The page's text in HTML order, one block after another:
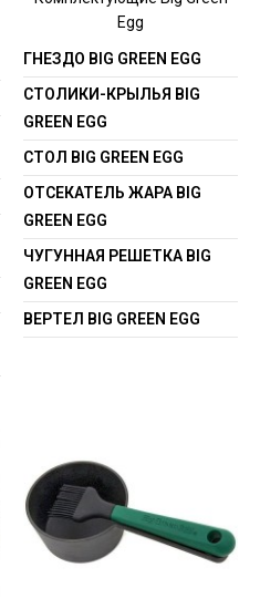
Egg
ГНЕЗДО BIG GREEN EGG
СТОЛИКИ-КРЫЛЬЯ BIG
GREEN EGG
СТОЛ BIG GREEN EGG
ОТСЕКАТЕЛЬ ЖАРА BIG
GREEN EGG
ЧУГУННАЯ РЕШЕТКА BIG
GREEN EGG
ВЕРТЕЛ BIG GREEN EGG